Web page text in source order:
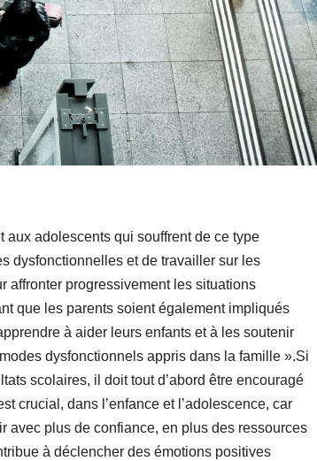
aux adolescents qui souffrent de ce type
dysfonctionnelles et de travailler sur les
affronter progressivement les situations
que les parents soient également impliqués
à aider leurs enfants et à les soutenir
dysfonctionnels appris dans la famille ».Si
scolaires, il doit tout d’abord être encouragé
crucial, dans l’enfance et l’adolescence, car
avec plus de confiance, en plus des ressources
à déclencher des émotions positives